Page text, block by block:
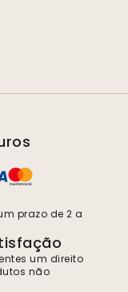
prazo de 2 a
um direito
não